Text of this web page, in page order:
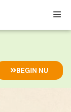
BEGIN NU